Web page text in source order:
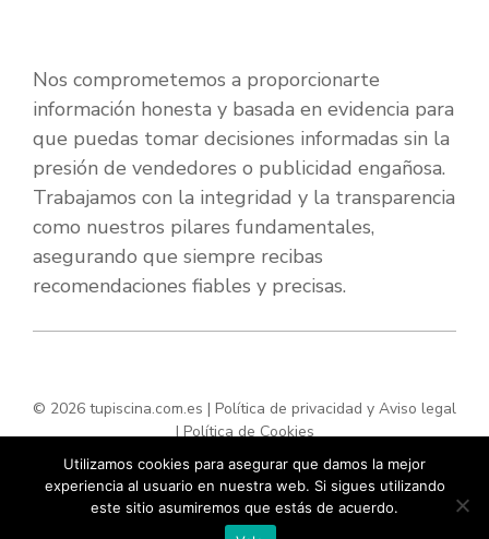
Nos comprometemos a proporcionarte
información honesta y basada en evidencia para
que puedas tomar decisiones informadas sin la
presión de vendedores o publicidad engañosa.
Trabajamos con la integridad y la transparencia
como nuestros pilares fundamentales,
asegurando que siempre recibas
recomendaciones fiables y precisas.
© 2026 tupiscina.com.es | Política de privacidad y Aviso legal
|Política de Cookies
Utilizamos cookies para asegurar que damos la mejor
experiencia al usuario en nuestra web. Si sigues utilizando
este sitio asumiremos que estás de acuerdo.